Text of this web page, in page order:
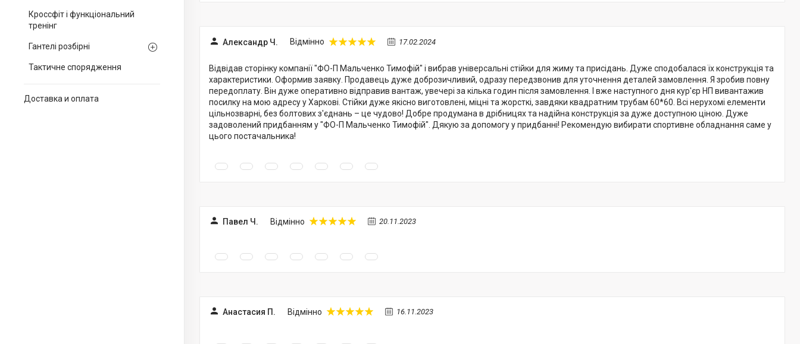
Кроссфіт і функціональний
тренінг
Гантелі розбірні
Тактичне спорядження
Доставка и оплата
Александр Ч. Відмінно 17.02.2024
Відвідав сторінку компанії "ФО-П Мальченко Тимофій" і вибрав універсальні стійки для жиму та присідань. Дуже сподобалася їх конструкція та
характеристики. Оформив заявку. Продавець дуже доброзичливий, одразу передзвонив для уточнення деталей замовлення. Я зробив повну
передоплату. Він дуже оперативно відправив вантаж, увечері за кілька годин після замовлення. І вже наступного дня кур'єр НП вивантажив
посилку на мою адресу у Харкові. Стійки дуже якісно виготовлені, міцні та жорсткі, завдяки квадратним трубам 60*60. Всі нерухомі елементи
цільнозварні, без болтових з'єднань – це чудово! Добре продумана в дрібницях та надійна конструкція за дуже доступною ціною. Дуже
задоволений придбанням у "ФО-П Мальченко Тимофій". Дякую за допомогу у придбанні! Рекомендую вибирати спортивне обладнання саме у
цього постачальника!
Павел Ч. Відмінно 20.11.2023
Анастасия П. Відмінно 16.11.2023